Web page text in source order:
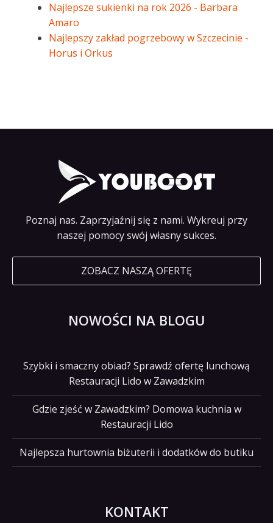
Najlepsze sukienki na rok 2026 - Barbara
Amaro
Najlepszy zakład pogrzebowy w Szczecinie -
Horus i Orkus
Poznaj nas. Zaprzyjaźnij się z nami. Wykreuj przy
naszej pomocy swój własny sukces.
ZOBACZ NASZĄ OFERTĘ
NOWOŚCI NA BLOGU
Szybki i smaczny obiad? Sprawdź ofertę lunchową
Restauracji Lido w Zawadzkim
Gdzie zjeść w Zawadzkim? Domowa kuchnia w
Restauracji Lido
Najlepsza hurtownia biżuterii i dodatków do butiku
KONTAKT